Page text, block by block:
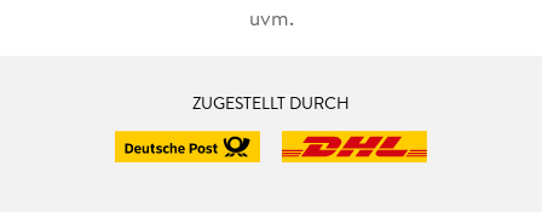
uvm.
ZUGESTELLT DURCH